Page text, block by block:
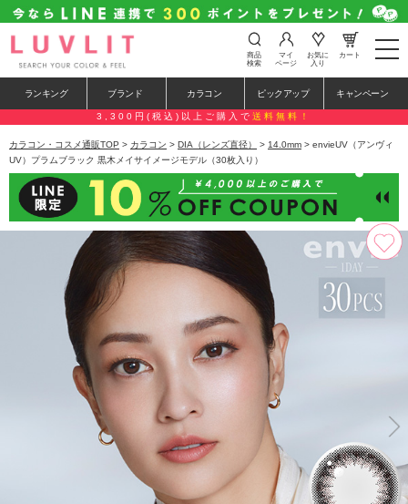
t
o
e
n
a
a
i
o
n
商品
検索
マイ
ページ
お気に
入り
カート
ランキング ブランド カラコン ピックアップ キャンペーン
3,300円(税込)以上ご購入で 送料無料！
カラコン・コスメ通販TOP > カラコン > DIA（レンズ直径） > 14.0mm > envieUV（アンヴィ
UV）プラムブラック 黒木メイサイメージモデル（30枚入り）